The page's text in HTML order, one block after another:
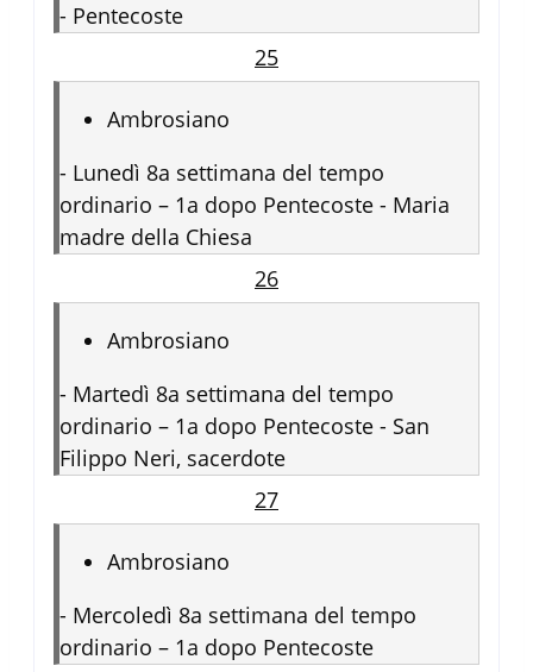
- Pentecoste
25
Ambrosiano
- Lunedì 8a settimana del tempo
ordinario – 1a dopo Pentecoste - Maria
madre della Chiesa
26
Ambrosiano
- Martedì 8a settimana del tempo
ordinario – 1a dopo Pentecoste - San
Filippo Neri, sacerdote
27
Ambrosiano
- Mercoledì 8a settimana del tempo
ordinario – 1a dopo Pentecoste